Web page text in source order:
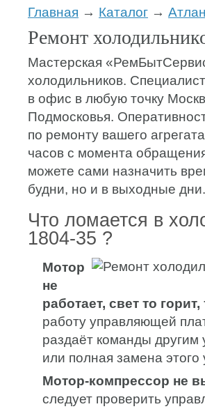
Главная → Каталог →
Ремонт
Мастерская
холодильников.
в офис в любую точку
Подмосковья.
по ремонту вашего
часов с момента
можете сами назначить
будни, но и в выходные дни.
Что ломается в
1804-35 ?
Мотор
не
работает, свет то горит,
работу управляющей
раздаёт команды другим
или полная замена этого
Мотор-компрессор не
следует проверить